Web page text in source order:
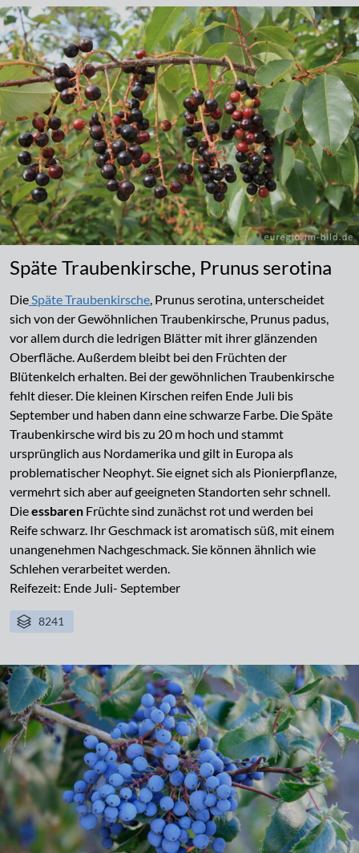
Späte Traubenkirsche, Prunus serotina
DieSpäte Traubenkirsche, Prunus serotina, unterscheidet
sich von der Gewöhnlichen Traubenkirsche, Prunus padus,
vor allem durch die ledrigen Blätter mit ihrer glänzenden
Oberfläche. Außerdem bleibt bei den Früchten der
Blütenkelch erhalten. Bei der gewöhnlichen Traubenkirsche
fehlt dieser. Die kleinen Kirschen reifen Ende Juli bis
September und haben dann eine schwarze Farbe. Die Späte
Traubenkirsche wird bis zu 20 m hoch und stammt
ursprünglich aus Nordamerika und gilt in Europa als
problematischer Neophyt. Sie eignet sich als Pionierpflanze,
vermehrt sich aber auf geeigneten Standorten sehr schnell.
Dieessbaren Früchte sind zunächst rot und werden bei
Reife schwarz. Ihr Geschmack ist aromatisch süß, mit einem
unangenehmen Nachgeschmack. Sie können ähnlich wie
Schlehen verarbeitet werden.
Reifezeit: Ende Juli- September
8241